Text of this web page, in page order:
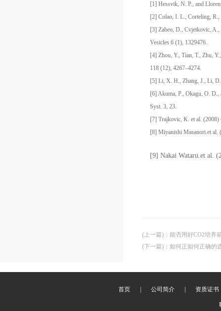
[1] Hessvik, N. P., and
[2] Colao, I. L., Corteling,
[3] Zabeo, D., Cvjetkovic,
Vesicles 6 (1), 1329476.
[4] Zhou, Y., Tian, T., Zhu,
118 (12), 4267–4274.
[5] Li, X. H., Zhang, J., Li,
[6] Akuma, P., Okagu, O.
Syst. 3, 23.
[7] Trajkovic, K. et al. (2008)
[8] Miyanishi Masanori.et al.
[9] Nakai Wataru.et al.
(上一篇) ： 能否用好CO2培养
(下一篇) ： 如何正如何正确的
首页 公司简介 资质证书